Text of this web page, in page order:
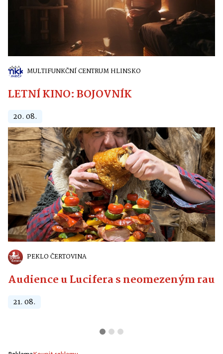
MULTIFUNKČNÍ CENTRUM HLINSKO
LETNÍ KINO: BOJOVNÍK
20. 08.
PEKLO ČERTOVINA
Audience u Lucifera s neomezeným
21. 08.